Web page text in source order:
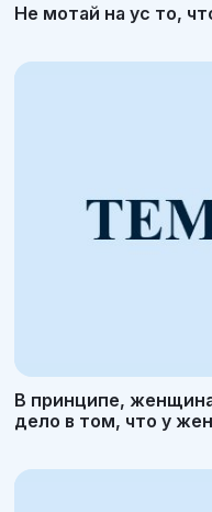
Не мотай на ус то,
В принципе,
дело в том, что у